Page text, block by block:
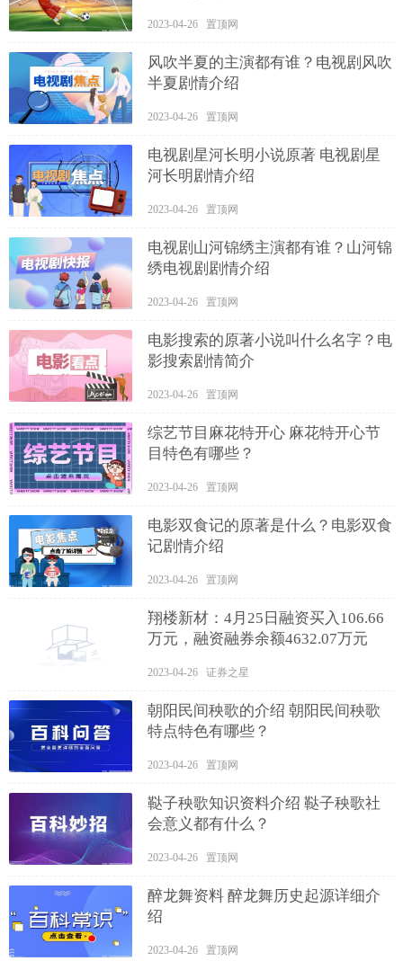
2023-04-26 置顶网
风吹半夏的主演都有谁？电视剧风吹
半夏剧情介绍
2023-04-26 置顶网
电视剧星河长明小说原著 电视剧星
河长明剧情介绍
2023-04-26 置顶网
电视剧山河锦绣主演都有谁？山河锦
绣电视剧剧情介绍
2023-04-26 置顶网
电影搜索的原著小说叫什么名字？电
影搜索剧情简介
2023-04-26 置顶网
综艺节目麻花特开心 麻花特开心节
目特色有哪些？
2023-04-26 置顶网
电影双食记的原著是什么？电影双食
记剧情介绍
2023-04-26 置顶网
翔楼新材：4月25日融资买入106.66
万元，融资融券余额4632.07万元
2023-04-26 证券之星
朝阳民间秧歌的介绍 朝阳民间秧歌
特点特色有哪些？
2023-04-26 置顶网
鞑子秧歌知识资料介绍 鞑子秧歌社
会意义都有什么？
2023-04-26 置顶网
醉龙舞资料 醉龙舞历史起源详细介
绍
2023-04-26 置顶网